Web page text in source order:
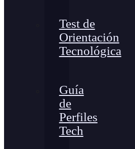
Test de
Orientación
Tecnológica
Guía
de
Perfiles
Tech